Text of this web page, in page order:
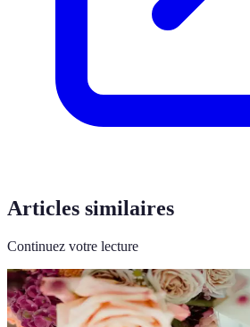
Articles similaires
Continuez votre lecture